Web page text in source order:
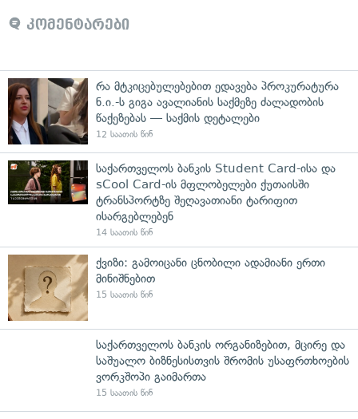
კომენტარები
რა მტკიცებულებებით ედავება პროკურატურა
ნ.ი.-ს გიგა ავალიანის საქმეზე ძალადობის
წაქეზებას — საქმის დეტალები
12 საათის წინ
საქართველოს ბანკის Student Card-ისა და
sCool Card-ის მფლობელები ქუთაისში
ტრანსპორტზე შეღავათიანი ტარიფით
ისარგებლებენ
14 საათის წინ
ქვიზი: გამოიცანი ცნობილი ადამიანი ერთი
მინიშნებით
15 საათის წინ
საქართველოს ბანკის ორგანიზებით, მცირე და
საშუალო ბიზნესისთვის შრომის უსაფრთხოების
ვორკშოპი გაიმართა
15 საათის წინ